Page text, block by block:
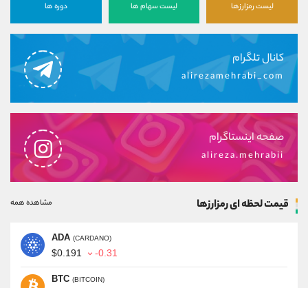
لیست رمزارزها لیست سهام ها دوره ها
کانال تلگرام
alirezamehrabi_com
صفحه اینستاگرام
alireza.mehrabii
قیمت لحظه ای رمزارزها مشاهده همه
ADA (CARDANO)
$0.191 -0.31
BTC (BITCOIN)